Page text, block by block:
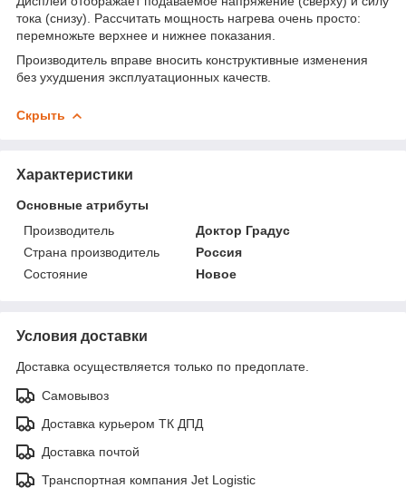
тока (снизу). Рассчитать мощность нагрева очень просто:
перемножьте верхнее и нижнее показания.
Производитель вправе вносить конструктивные изменения
без ухудшения эксплуатационных качеств.
Скрыть
Характеристики
Основные атрибуты
Производитель
Доктор Градус
Страна производитель
Россия
Состояние
Новое
Условия доставки
Доставка осуществляется только по предоплате.
Самовывоз
Доставка курьером ТК ДПД
Доставка почтой
Транспортная компания Jet Logistic